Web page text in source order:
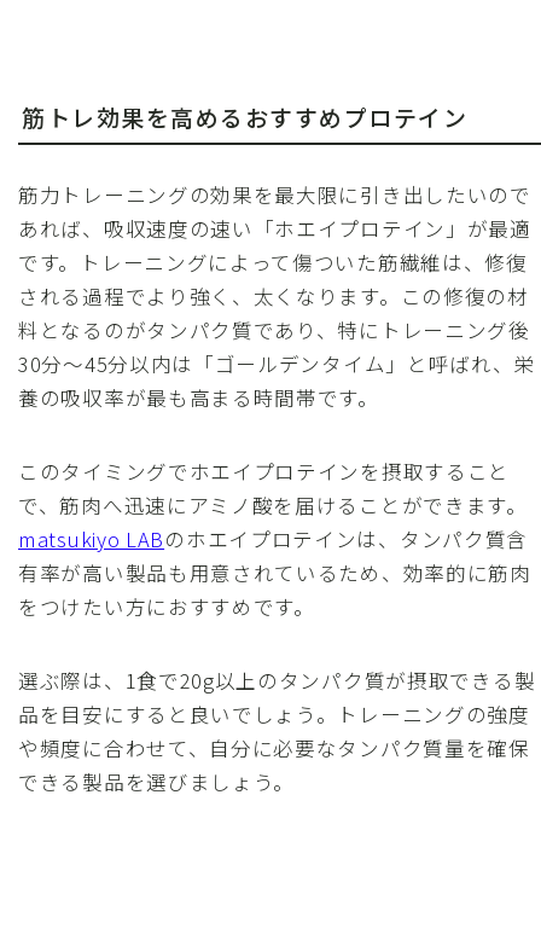
筋トレ効果を高めるおすすめプロテイン
筋力トレーニングの効果を最大限に引き出したいので
あれば、吸収速度の速い「ホエイプロテイン」が最適
です。トレーニングによって傷ついた筋繊維は、修復
される過程でより強く、太くなります。この修復の材
料となるのがタンパク質であり、特にトレーニング後
30分～45分以内は「ゴールデンタイム」と呼ばれ、栄
養の吸収率が最も高まる時間帯です。
このタイミングでホエイプロテインを摂取すること
で、筋肉へ迅速にアミノ酸を届けることができます。
matsukiyo LABのホエイプロテインは、タンパク質含
有率が高い製品も用意されているため、効率的に筋肉
をつけたい方におすすめです。
選ぶ際は、1食で20g以上のタンパク質が摂取できる製
品を目安にすると良いでしょう。トレーニングの強度
や頻度に合わせて、自分に必要なタンパク質量を確保
できる製品を選びましょう。